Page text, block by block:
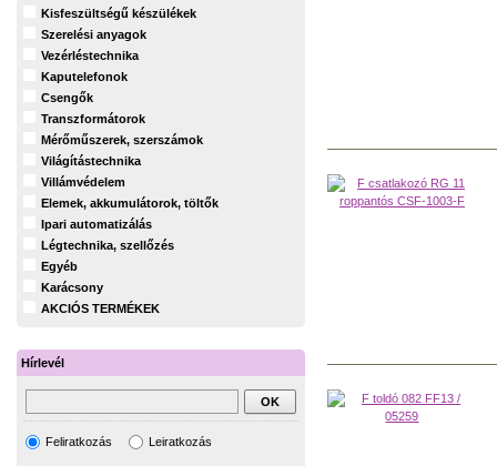
Kisfeszültségű készülékek
Szerelési anyagok
Vezérléstechnika
Kaputelefonok
Csengők
Transzformátorok
Mérőműszerek, szerszámok
Világítástechnika
Villámvédelem
Elemek, akkumulátorok, töltők
Ipari automatizálás
Légtechnika, szellőzés
Egyéb
Karácsony
AKCIÓS TERMÉKEK
Hírlevél
Feliratkozás Leiratkozás